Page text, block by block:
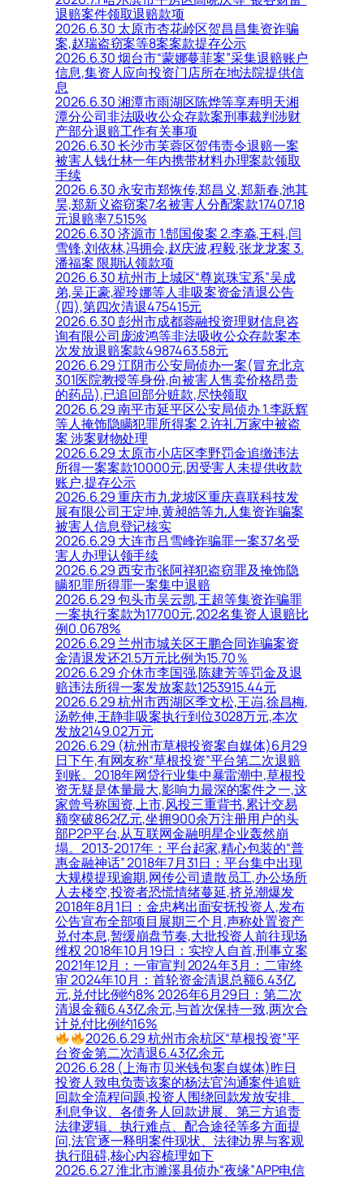
退赔案件领取退赔款项
2026.6.30 太原市杏花岭区贺昌昌集资诈骗
案,赵瑞盗窃案等8案案款提存公示
2026.6.30 烟台市“蒙娜蔓菲案”采集退赔账户
信息,集资人应向投资门店所在地法院提供信
息
2026.6.30 湘潭市雨湖区陈烨等享寿明天湘
潭分公司非法吸收公众存款案刑事裁判涉财
产部分退赔工作有关事项
2026.6.30 长沙市芙蓉区贺伟责令退赔一案
被害人钱仕林一年内携带材料办理案款领取
手续
2026.6.30 永安市郑恢传,郑昌义,郑新春,池其
昊,郑新义盗窃案7名被害人分配案款17407.18
元退赔率7.515%
2026.6.30 济源市 1.郜国俊案 2.李淼,王科,闫
雪锋,刘依林,冯拥会,赵庆波,程毅,张龙龙案 3.
潘福案 限期认领款项
2026.6.30 杭州市上城区“尊岚珠宝系”吴成
弟,吴正豪,翟玲娜等人非吸案资金清退公告
(四),第四次清退475415元
2026.6.30 彭州市成都蓉融投资理财信息咨
询有限公司庞波鸿等非法吸收公众存款案本
次发放退赔案款4987463.58元
2026.6.29 江阴市公安局侦办一案(冒充北京
301医院教授等身份,向被害人售卖价格昂贵
的药品),已追回部分赃款,尽快领取
2026.6.29 南平市延平区公安局侦办 1.李跃辉
等人掩饰隐瞒犯罪所得案 2.许礼万家中被盗
案 涉案财物处理
2026.6.29 太原市小店区李野罚金追缴违法
所得一案案款10000元,因受害人未提供收款
账户,提存公示
2026.6.29 重庆市九龙坡区重庆喜联科技发
展有限公司王定坤,黄昶皓等九人集资诈骗案
被害人信息登记核实
2026.6.29 大连市吕雪峰诈骗罪一案37名受
害人办理认领手续
2026.6.29 西安市张阿祥犯盗窃罪及掩饰隐
瞒犯罪所得罪一案集中退赔
2026.6.29 包头市吴云凯,王超等集资诈骗罪
一案执行案款为17700元,202名集资人退赔比
例0.0678%
2026.6.29 兰州市城关区王鹏合同诈骗案资
金清退发还21.5万元比例为15.70％
2026.6.29 介休市李国强,陈建芳等罚金及退
赔违法所得一案发放案款1253915.44元
2026.6.29 杭州市西湖区季文松,王岿,徐昌梅,
汤乾伸,王静非吸案执行到位3028万元,本次
发放2149.02万元
2026.6.29 (杭州市草根投资案自媒体)6月29
日下午,有网友称“草根投资”平台第二次退赔
到账。2018年网贷行业集中暴雷潮中,草根投
资无疑是体量最大,影响力最深的案件之一,这
家曾号称国资,上市,风投三重背书,累计交易
额突破862亿元,坐拥900余万注册用户的头
部P2P平台,从互联网金融明星企业轰然崩
塌。2013-2017年：平台起家,精心包装的“普
惠金融神话” 2018年7月31日：平台集中出现
大规模提现逾期,网传公司遣散员工,办公场所
人去楼空,投资者恐慌情绪蔓延,挤兑潮爆发
2018年8月1日：金忠栲出面安抚投资人,发布
公告宣布全部项目展期三个月,声称处置资产
兑付本息,暂缓崩盘节奏,大批投资人前往现场
维权 2018年10月19日：实控人自首,刑事立案
2021年12月：一审宣判 2024年3月：二审终
审 2024年10月：首轮资金清退总额6.43亿
元,兑付比例约8% 2026年6月29日：第二次
清退金额6.43亿余元,与首次保持一致,两次合
计兑付比例约16%
2026.6.29 杭州市余杭区“草根投资”平
台资金第二次清退6.43亿余元
2026.6.28 (上海市贝米钱包案自媒体)昨日
投资人致电负责该案的杨法官沟通案件追赃
回款全流程问题,投资人围绕回款发放安排、
利息争议、各债务人回款进展、第三方追责
法律逻辑、执行难点、配合途径等多方面提
问,法官逐一释明案件现状、法律边界与客观
执行阻碍,核心内容梳理如下
2026.6.27 淮北市濉溪县侦办“夜缘”APP电信